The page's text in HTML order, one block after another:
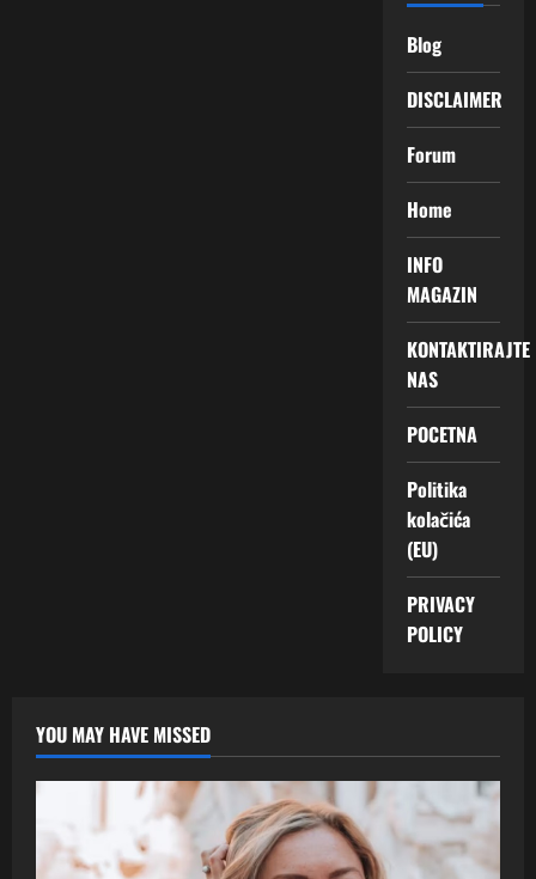
Blog
DISCLAIMER
Forum
Home
INFO
MAGAZIN
KONTAKTIRAJTE
NAS
POCETNA
Politika
kolačića
(EU)
PRIVACY
POLICY
YOU MAY HAVE MISSED